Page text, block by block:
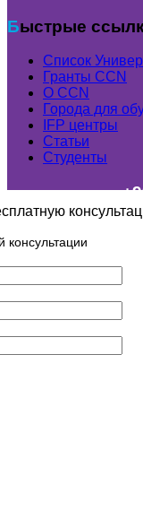
Быстрые
Список
Гранты ССN
О ССN
Города для
IFP центры
Статьи
Студенты
Авторское право ©
консультации